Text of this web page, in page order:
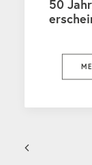
50